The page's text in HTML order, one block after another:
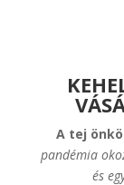
A tej
pandémia
és